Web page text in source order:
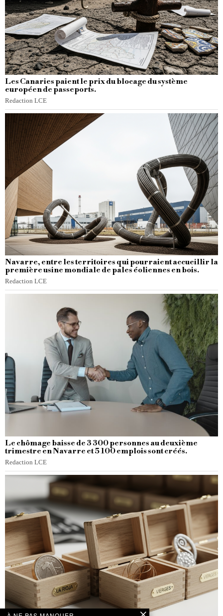
Les Canaries paient le prix du blocage du système
européen de passeports.
Redaction LCE
Navarre, entre les territoires qui pourraient accueillir la
première usine mondiale de pales éoliennes en bois.
Redaction LCE
Le chômage baisse de 3 300 personnes au deuxième
trimestre en Navarre et 5 100 emplois sont créés.
Redaction LCE